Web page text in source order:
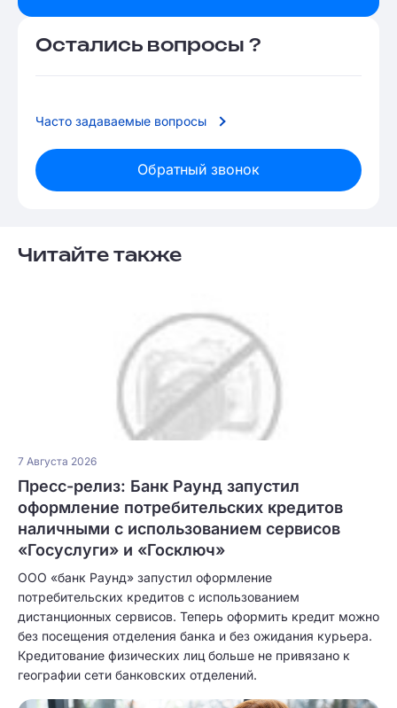
Остались вопросы ?
Часто задаваемые вопросы
Обратный звонок
Читайте также
7 Августа 2026
Пресс-релиз: Банк Раунд запустил
оформление потребительских кредитов
наличными с использованием сервисов
«Госуслуги» и «Госключ»
ООО «банк Раунд» запустил оформление
потребительских кредитов с использованием
дистанционных сервисов. Теперь оформить кредит можно
без посещения отделения банка и без ожидания курьера.
Кредитование физических лиц больше не привязано к
географии сети банковских отделений.